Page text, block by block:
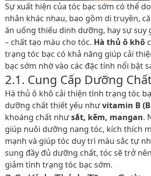
Sự xuất hiện của tóc bạc sớm có thể
nhân khác nhau, bao gồm di truyền,
ăn uống thiếu dinh dưỡng, hay sự suy
– chất tạo màu cho tóc. Hà thủ ô khô
trạng tóc bạc có khả năng giúp cải
bạc sớm nhờ vào các đặc tính nổi bật
2.1. Cung Cấp Dưỡng
Hà thủ ô khô cải thiện tình trạng tóc
dưỡng chất thiết yếu nhưvitamin B
khoáng chất nhưsắt, kẽm, mangan.
giúp nuôi dưỡng nang tóc, kích thích
mạnh và giúp tóc duy trì màu sắc tự
sung đầy đủ dưỡng chất, tóc sẽ trở
giảm tình trạng tóc bạc sớm.